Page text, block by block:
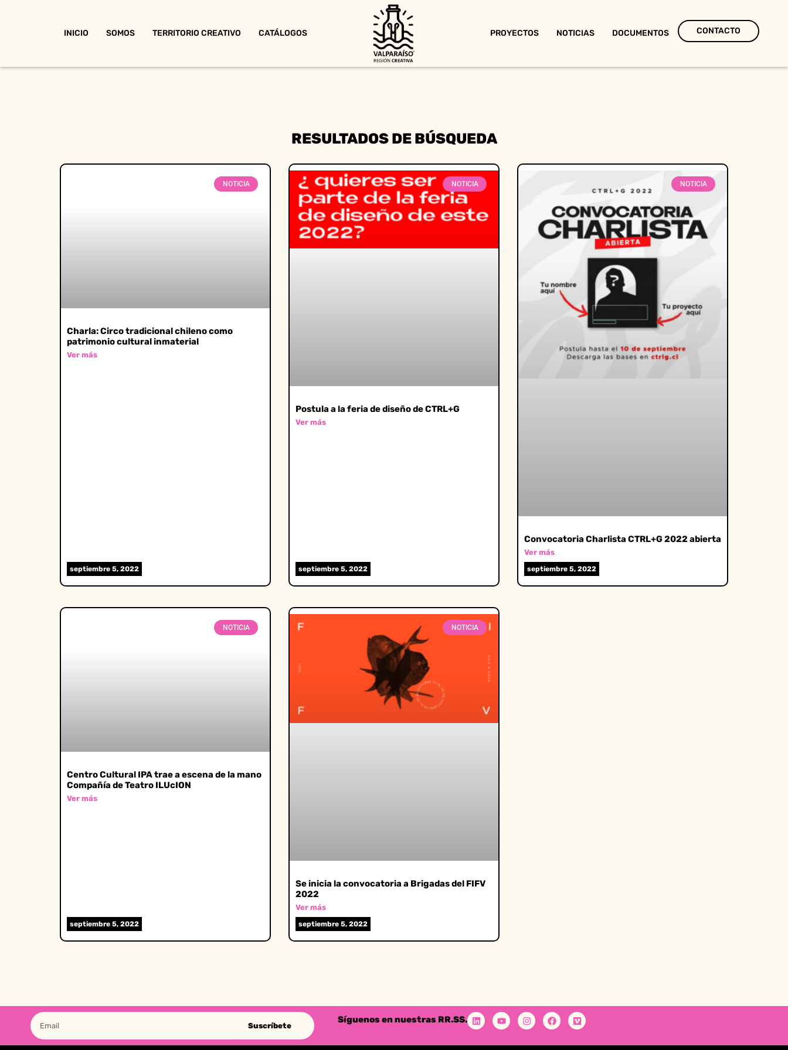
INICIO SOMOS TERRITORIO CREATIVO CATÁLOGOS PROYECTOS NOTICIAS DOCUMENTOS CONTACTO
RESULTADOS DE BÚSQUEDA
NOTICIA
Charla: Circo tradicional chileno como
patrimonio cultural inmaterial
Ver más
septiembre 5, 2022
NOTICIA
Postula a la feria de diseño de CTRL+G
Ver más
septiembre 5, 2022
NOTICIA
Convocatoria Charlista CTRL+G 2022 abierta
Ver más
septiembre 5, 2022
NOTICIA
Centro Cultural IPA trae a escena de la mano
Compañía de Teatro ILUcION
Ver más
septiembre 5, 2022
NOTICIA
Se inicia la convocatoria a Brigadas del FIFV
2022
Ver más
septiembre 5, 2022
Suscríbete
Síguenos en nuestras RR.SS.